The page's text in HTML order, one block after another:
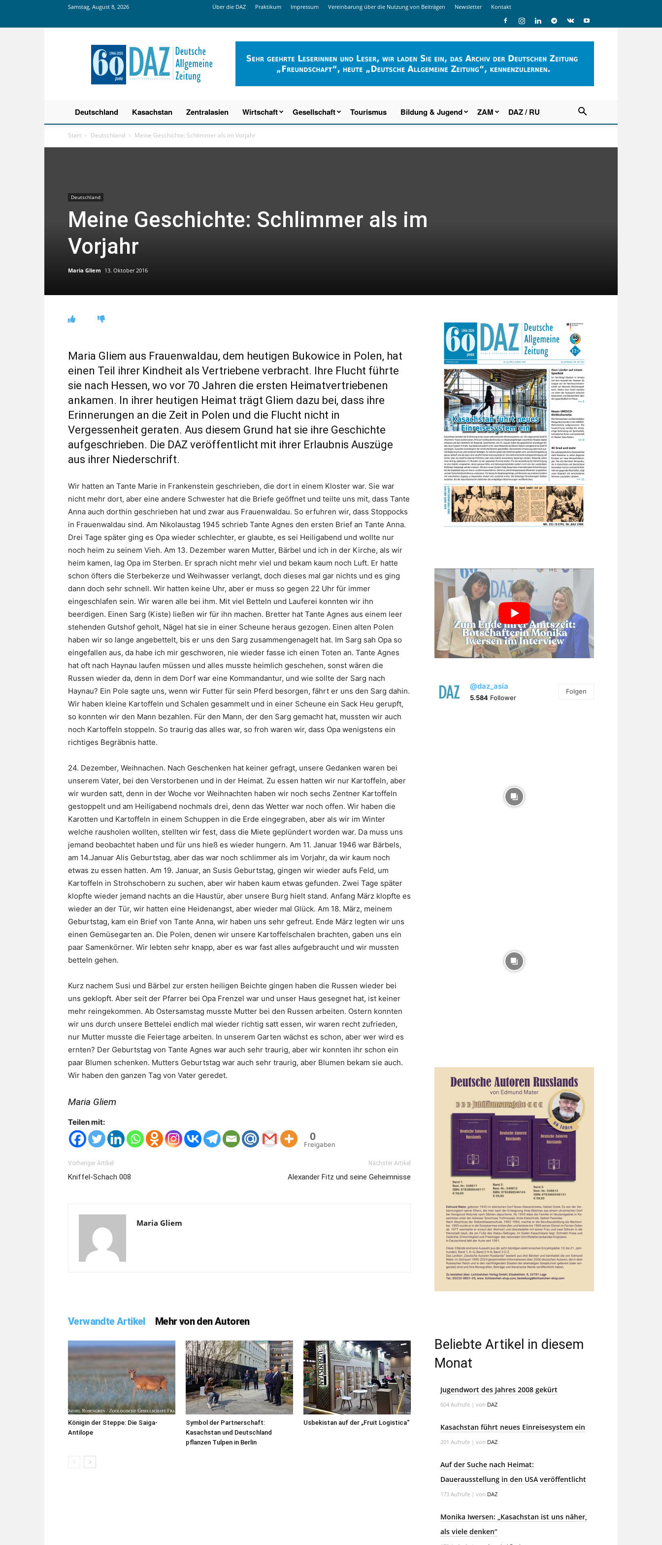
Samstag, August 8, 2026 Über die DAZ Praktikum Impressum Vereinbarung über die Nutzung von Beiträgen Newsletter Kontakt
Deutsche
Allgemeine
Zeitung
Deutschland Kasachstan Zentralasien Wirtschaft Gesellschaft Tourismus Bildung & Jugend ZAM DAZ / RU
Start Deutschland Meine Geschichte: Schlimmer als im Vorjahr
Deutschland
Meine Geschichte: Schlimmer als im
Vorjahr
Maria Gliem 13. Oktober 2016
Maria Gliem aus Frauenwaldau, dem heutigen Bukowice in Polen, hat
einen Teil ihrer Kindheit als Vertriebene verbracht. Ihre Flucht führte
sie nach Hessen, wo vor 70 Jahren die ersten Heimatvertriebenen
ankamen. In ihrer heutigen Heimat trägt Gliem dazu bei, dass ihre
Erinnerungen an die Zeit in Polen und die Flucht nicht in
Vergessenheit geraten. Aus diesem Grund hat sie ihre Geschichte
aufgeschrieben. Die DAZ veröffentlicht mit ihrer Erlaubnis Auszüge
aus ihrer Niederschrift.
Wir hatten an Tante Marie in Frankenstein geschrieben, die dort in einem Kloster war. Sie war
nicht mehr dort, aber eine andere Schwester hat die Briefe geöffnet und teilte uns mit, dass Tante
Anna auch dorthin geschrieben hat und zwar aus Frauenwaldau. So erfuhren wir, dass Stoppocks
in Frauenwaldau sind. Am Nikolaustag 1945 schrieb Tante Agnes den ersten Brief an Tante Anna.
Drei Tage später ging es Opa wieder schlechter, er glaubte, es sei Heiligabend und wollte nur
noch heim zu seinem Vieh. Am 13. Dezember waren Mutter, Bärbel und ich in der Kirche, als wir
heim kamen, lag Opa im Sterben. Er sprach nicht mehr viel und bekam kaum noch Luft. Er hatte
schon öfters die Sterbekerze und Weihwasser verlangt, doch dieses mal gar nichts und es ging
dann doch sehr schnell. Wir hatten keine Uhr, aber er muss so gegen 22 Uhr für immer
eingeschlafen sein. Wir waren alle bei ihm. Mit viel Betteln und Lauferei konnten wir ihn
beerdigen. Einen Sarg (Kiste) ließen wir für ihn machen. Bretter hat Tante Agnes aus einem leer
stehenden Gutshof geholt, Nägel hat sie in einer Scheune heraus gezogen. Einen alten Polen
haben wir so lange angebettelt, bis er uns den Sarg zusammengenagelt hat. Im Sarg sah Opa so
eingefallen aus, da habe ich mir geschworen, nie wieder fasse ich einen Toten an. Tante Agnes
hat oft nach Haynau laufen müssen und alles musste heimlich geschehen, sonst wären die
Russen wieder da, denn in dem Dorf war eine Kommandantur, und wie sollte der Sarg nach
Haynau? Ein Pole sagte uns, wenn wir Futter für sein Pferd besorgen, fährt er uns den Sarg dahin.
Wir haben kleine Kartoffeln und Schalen gesammelt und in einer Scheune ein Sack Heu gerupft,
so konnten wir den Mann bezahlen. Für den Mann, der den Sarg gemacht hat, mussten wir auch
noch Kartoffeln stoppeln. So traurig das alles war, so froh waren wir, dass Opa wenigstens ein
richtiges Begräbnis hatte.
24. Dezember, Weihnachen. Nach Geschenken hat keiner gefragt, unsere Gedanken waren bei
unserem Vater, bei den Verstorbenen und in der Heimat. Zu essen hatten wir nur Kartoffeln, aber
wir wurden satt, denn in der Woche vor Weihnachten haben wir noch sechs Zentner Kartoffeln
gestoppelt und am Heiligabend nochmals drei, denn das Wetter war noch offen. Wir haben die
Karotten und Kartoffeln in einem Schuppen in die Erde eingegraben, aber als wir im Winter
welche rausholen wollten, stellten wir fest, dass die Miete geplündert worden war. Da muss uns
jemand beobachtet haben und für uns hieß es wieder hungern. Am 11. Januar 1946 war Bärbels,
am 14.Januar Alis Geburtstag, aber das war noch schlimmer als im Vorjahr, da wir kaum noch
etwas zu essen hatten. Am 19. Januar, an Susis Geburtstag, gingen wir wieder aufs Feld, um
Kartoffeln in Strohschobern zu suchen, aber wir haben kaum etwas gefunden. Zwei Tage später
klopfte wieder jemand nachts an die Haustür, aber unsere Burg hielt stand. Anfang März klopfte es
wieder an der Tür, wir hatten eine Heidenangst, aber wieder mal Glück. Am 18. März, meinem
Geburtstag, kam ein Brief von Tante Anna, wir haben uns sehr gefreut. Ende März legten wir uns
einen Gemüsegarten an. Die Polen, denen wir unsere Kartoffelschalen brachten, gaben uns ein
paar Samenkörner. Wir lebten sehr knapp, aber es war fast alles aufgebraucht und wir mussten
betteln gehen.
Kurz nachem Susi und Bärbel zur ersten heiligen Beichte gingen haben die Russen wieder bei
uns geklopft. Aber seit der Pfarrer bei Opa Frenzel war und unser Haus gesegnet hat, ist keiner
mehr reingekommen. Ab Ostersamstag musste Mutter bei den Russen arbeiten. Ostern konnten
wir uns durch unsere Bettelei endlich mal wieder richtig satt essen, wir waren recht zufrieden,
nur Mutter musste die Feiertage arbeiten. In unserem Garten wächst es schon, aber wer wird es
ernten? Der Geburtstag von Tante Agnes war auch sehr traurig, aber wir konnten ihr schon ein
paar Blumen schenken. Mutters Geburtstag war auch sehr traurig, aber Blumen bekam sie auch.
Wir haben den ganzen Tag von Vater geredet.
Maria Gliem
Teilen mit:
0
Freigaben
Vorheriger Artikel
Kniffel-Schach 008
Nächster Artikel
Alexander Fitz und seine Geheimnisse
Maria Gliem
Verwandte Artikel Mehr von den Autoren
Königin der Steppe: Die Saiga-
Antilope
Symbol der Partnerschaft:
Kasachstan und Deutschland
pflanzen Tulpen in Berlin
Usbekistan auf der „Fruit Logistica“
@daz_asia
5.584 Follower
Folgen
Beliebte Artikel in diesem
Monat
Jugendwort des Jahres 2008 gekürt
604 Aufrufe | von DAZ
Kasachstan führt neues Einreisesystem ein
201 Aufrufe | von DAZ
Auf der Suche nach Heimat:
Dauerausstellung in den USA veröffentlicht
173 Aufrufe | von DAZ
Monika Iwersen: „Kasachstan ist uns näher,
als viele denken“